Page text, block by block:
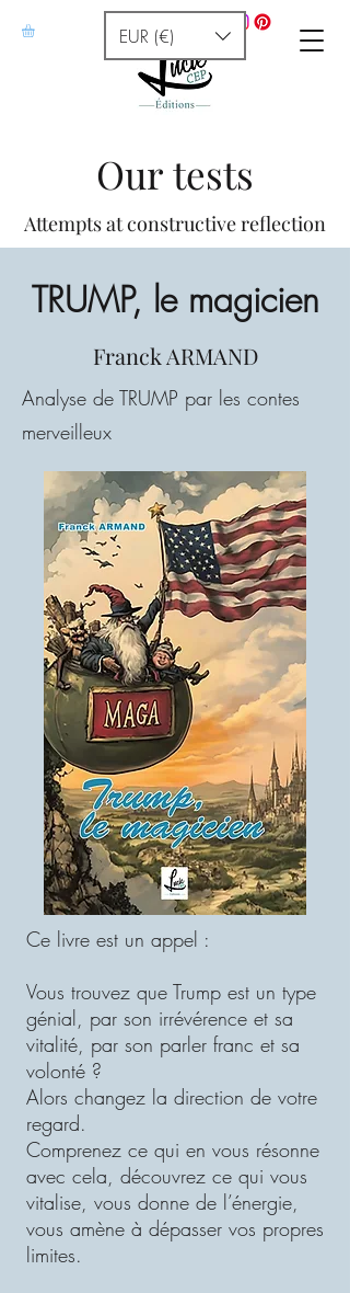
EUR (€)
Our tests
Attempts at constructive reflection
TRUMP, le magicien
Franck ARMAND
Analyse de TRUMP par les contes
merveilleux
Ce livre est un appel :
Vous trouvez que Trump est un type
génial, par son irrévérence et sa
vitalité, par son parler franc et sa
volonté ?
Alors changez la direction de votre
regard.
Comprenez ce qui en vous résonne
avec cela, découvrez ce qui vous
vitalise, vous donne de l’énergie,
vous amène à dépasser vos propres
limites.